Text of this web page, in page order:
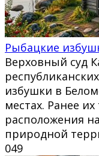
Рыбацкие
Верховный суд
избушки в
местах. Ранее
расположения
природной
049